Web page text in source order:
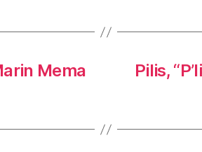
Mema
Pilis,